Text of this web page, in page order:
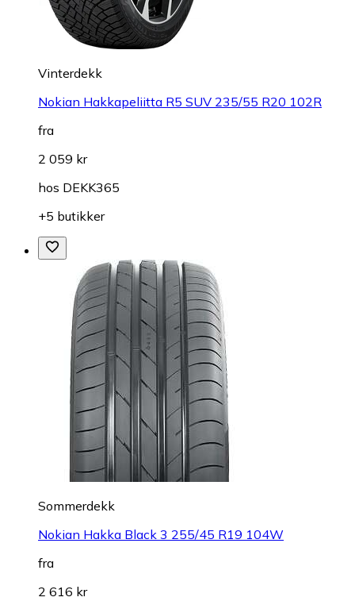
Vinterdekk
Nokian Hakkapeliitta R5 SUV 235/55 R20 102R
fra
2 059 kr
hos DEKK365
+5 butikker
Sommerdekk
Nokian Hakka Black 3 255/45 R19 104W
fra
2 616 kr